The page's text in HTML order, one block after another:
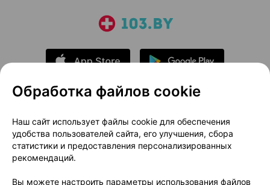
О проекте
Новости проекта
Размещение рекламы
Медицинский маркетинг
Публичный договор
Доставка
Обработка файлов cookie
Наш сайт использует файлы cookie для обеспечения
удобства пользователей сайта, его улучшения, сбора
статистики и предоставления персонализированных
рекомендаций.
Вы можете настроить параметры использования файлов